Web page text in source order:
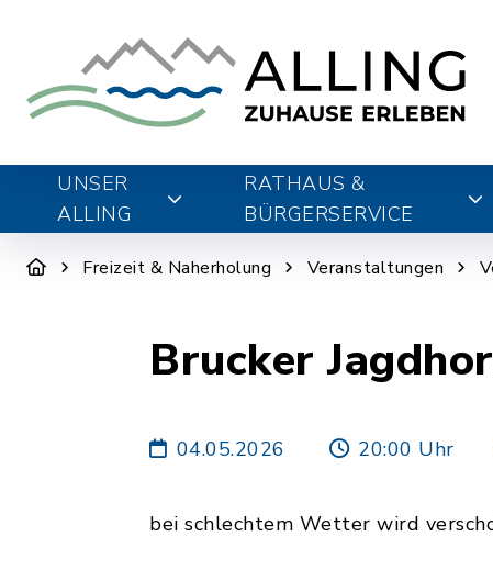
UNSER
ALLING
RATHAUS &
BÜRGERSERVICE
Freizeit & Naherholung Veranstaltungen
Brucker
04.05.2026 20:00 Uhr
bei schlechtem Wetter wird